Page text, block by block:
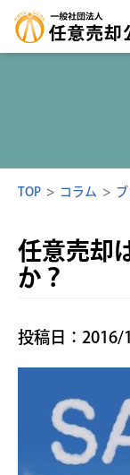
TOP > コラム >
任意売却
か？
投稿日：2016/